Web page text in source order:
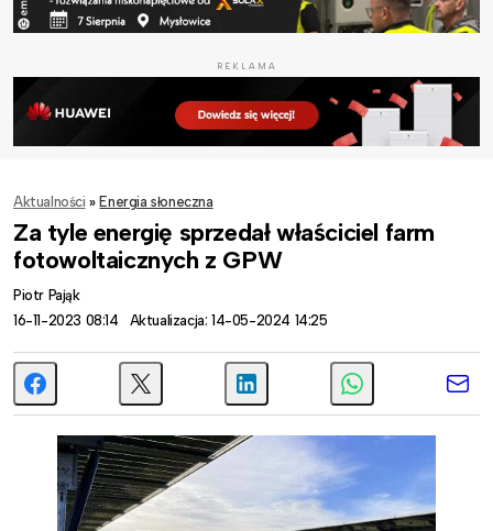
REKLAMA
Aktualności » Energia słoneczna
Za tyle energię sprzedał właściciel farm
fotowoltaicznych z GPW
Piotr Pająk
16-11-2023 08:14
Aktualizacja: 14-05-2024 14:25